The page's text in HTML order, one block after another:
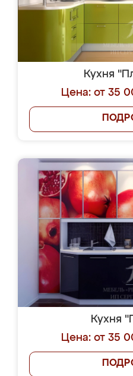
Кухня
Цена: от 35
Кухня
Цена: от 35